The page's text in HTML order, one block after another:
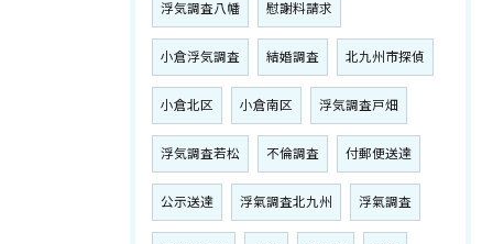
浮気調査八幡 慰謝料請求
小倉浮気調査 結婚調査 北九州市探偵
小倉北区 小倉南区 浮気調査戸畑
浮気調査若松 不倫調査 付郵便送達
公示送達 浮氣調査北九州 浮氣調査